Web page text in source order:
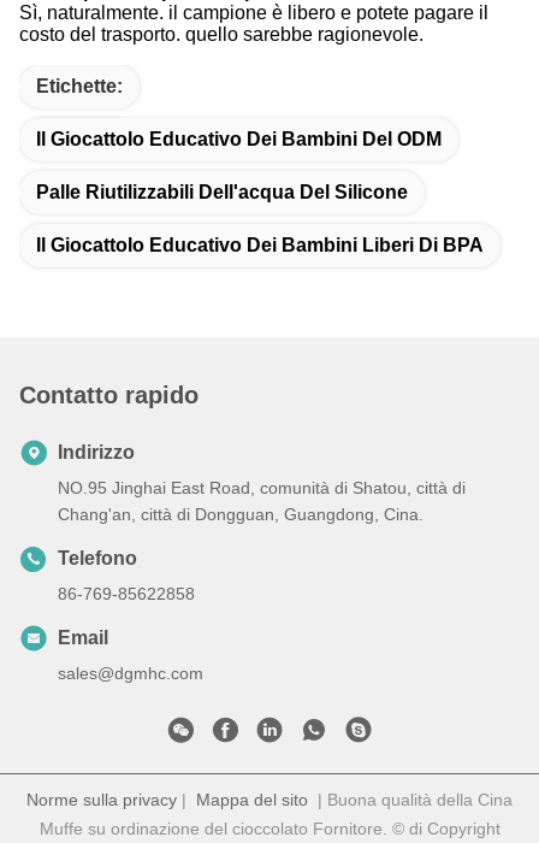
Etichette:
Il Giocattolo Educativo Dei Bambini Del ODM
Palle Riutilizzabili Dell'acqua Del Silicone
Il Giocattolo Educativo Dei Bambini Liberi Di BPA
Indirizzo
NO.95 Jinghai East Road, comunità di Shatou, città di
Telefono
86-769-85622858
Email
sales@dgmhc.com
2023-2025 Dongguan MHC Industrial Co., Ltd. . Tutti i diritti